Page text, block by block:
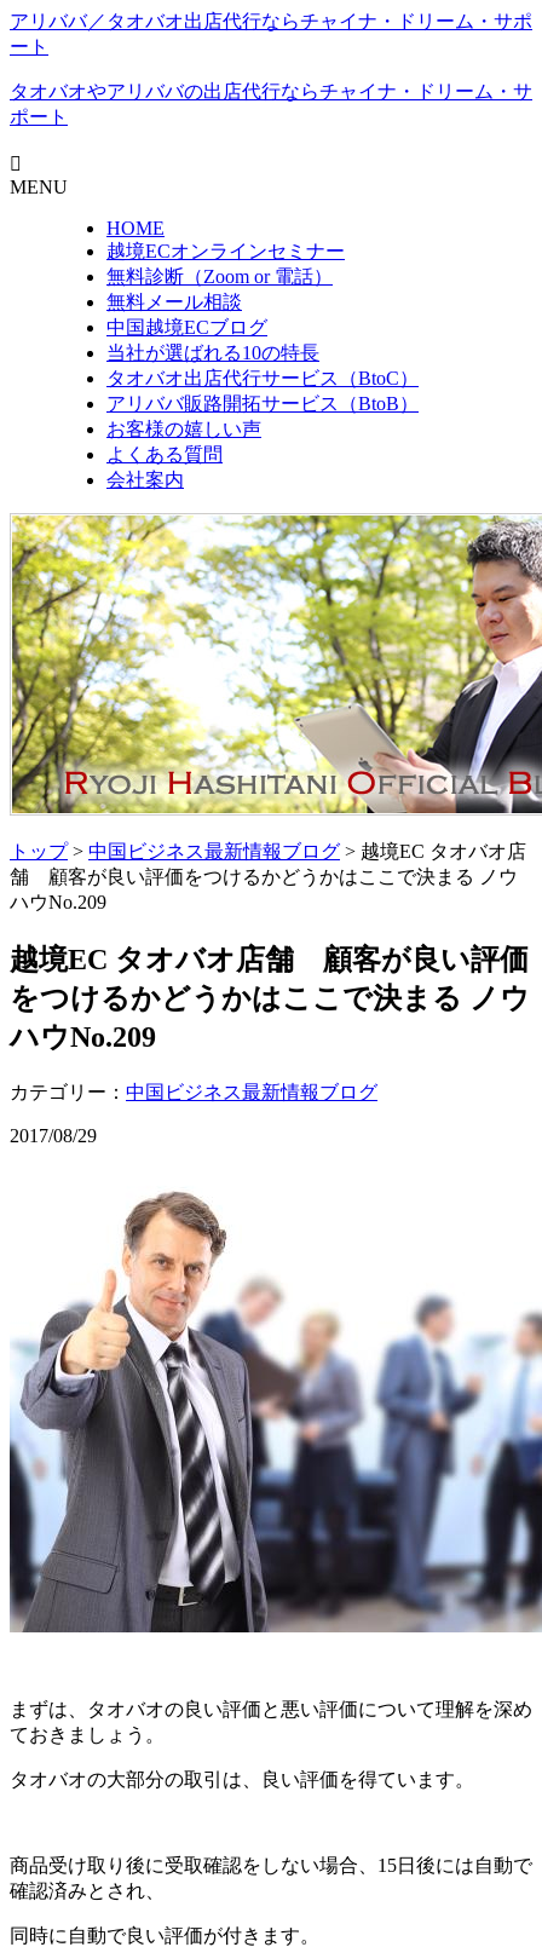
アリババ／タオバオ出店代⾏ならチャイナ・ドリーム・サポ
ート
タオバオやアリババの出店代行ならチャイナ・ドリーム・サ
ポート
MENU
HOME
越境ECオンラインセミナー
無料診断（Zoom or 電話）
無料メール相談
中国越境ECブログ
当社が選ばれる10の特長
タオバオ出店代行サービス（BtoC）
アリババ販路開拓サービス（BtoB）
お客様の嬉しい声
よくある質問
会社案内
トップ> 中国ビジネス最新情報ブログ > 越境EC タオバオ店
舗 顧客が良い評価をつけるかどうかはここで決まる ノウ
ハウNo.209
越境EC タオバオ店舗 顧客が良い評価
をつけるかどうかはここで決まる ノウ
ハウNo.209
カテゴリー： 中国ビジネス最新情報ブログ
2017/08/29
まずは、タオバオの良い評価と悪い評価について理解を深め
ておきましょう。
タオバオの大部分の取引は、良い評価を得ています。
商品受け取り後に受取確認をしない場合、15日後には自動で
確認済みとされ、
同時に自動で良い評価が付きます。